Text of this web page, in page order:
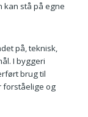
kan stå på egne
på, teknisk,
I byggeri
brug til
forståelige og